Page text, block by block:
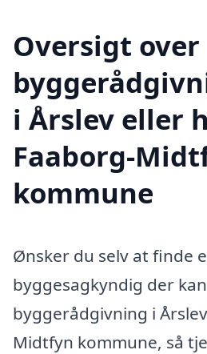
Oversigt over
i Årslev eller
Faaborg-
kommune
Ønsker du selv at finde
byggesagkyndig der
byggerådgivning i
Midtfyn kommune, så